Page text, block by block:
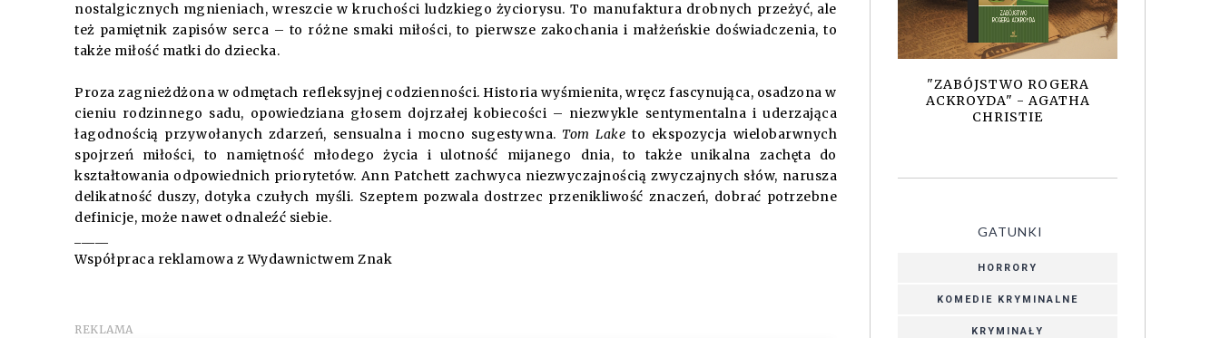
nostalgicznych mgnieniach, wreszcie w kruchości ludzkiego życiorysu. To manufaktura drobnych przeżyć, ale
też pamiętnik zapisów serca – to różne smaki miłości, to pierwsze zakochania i małżeńskie doświadczenia, to
także miłość matki do dziecka.
Proza zagnieżdżona w odmętach refleksyjnej codzienności. Historia wyśmienita, wręcz fascynująca, osadzona w
cieniu rodzinnego sadu, opowiedziana głosem dojrzałej kobiecości – niezwykle sentymentalna i uderzająca
łagodnością przywołanych zdarzeń, sensualna i mocno sugestywna. Tom Lake to ekspozycja wielobarwnych
spojrzeń miłości, to namiętność młodego życia i ulotność mijanego dnia, to także unikalna zachęta do
kształtowania odpowiednich priorytetów. Ann Patchett zachwyca niezwyczajnością zwyczajnych słów, narusza
delikatność duszy, dotyka czułych myśli. Szeptem pozwala dostrzec przenikliwość znaczeń, dobrać potrzebne
definicje, może nawet odnaleźć siebie.
Współpraca reklamowa z Wydawnictwem Znak
"ZABÓJSTWO ROGERA
ACKROYDA" - AGATHA
CHRISTIE
GATUNKI
HORRORY
KOMEDIE KRYMINALNE
KRYMINAŁY